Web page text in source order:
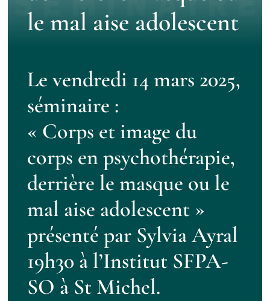
le mal aise adolescent
Le vendredi 14 mars 2025,
séminaire :
« Corps et image du
corps en psychothérapie,
derrière le masque ou le
mal aise adolescent »
présenté par Sylvia Ayral
19h30 à l’Institut SFPA-
SO à St Michel.